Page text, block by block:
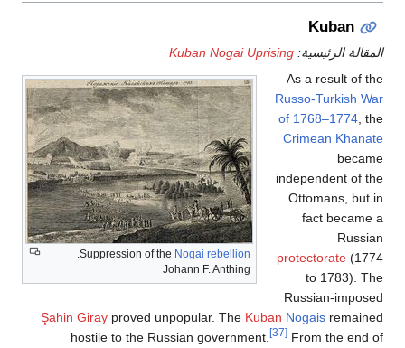
Kuban
المقالة الرئيسية: Kuban Nogai Uprising
Suppression of the Nogai rebellion
.
Johann F. Anthing
As a result of the
Russo-Turkish War
of 1768–1774 , the
Crimean Khanate
became
independent of the
Ottomans, but in
fact became a
Russian
protectorate (1774
to 1783). The
Russian-imposed
Şahin Giray proved unpopular. The Kuban Nogais remained
hostile to the Russian government.
[37] From the end of